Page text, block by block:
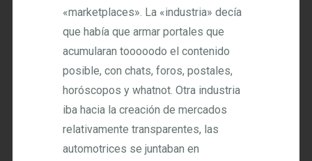
«marketplaces». La «industria» decía
que había que armar portales que
acumularan tooooodo el contenido
posible, con chats, foros, postales,
horóscopos y whatnot. Otra industria
iba hacia la creación de mercados
relativamente transparentes, las
automotrices se juntaban en